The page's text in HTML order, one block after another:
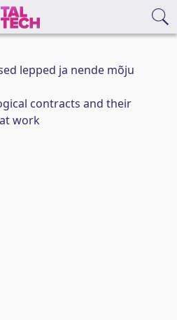
lepped ja nende mõju
contracts and their
work